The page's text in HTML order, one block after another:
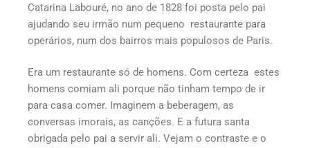
Catarina Labouré, no ano de 1828 foi posta pelo pai
ajudando seu irmão num pequeno restaurante para
operários, num dos bairros mais populosos de Paris.
Era um restaurante só de homens. Com certeza estes
homens comiam ali porque não tinham tempo de ir
para casa comer. Imaginem a beberagem, as
conversas imorais, as canções. E a futura santa
obrigada pelo pai a servir ali. Vejam o contraste e o